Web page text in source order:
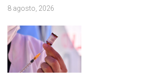
8 agosto, 2026